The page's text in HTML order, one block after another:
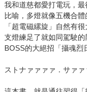
我和道慈都愛打電玩，
比喻，多燈就像五機合
「超電磁縲旋」自然有
支燈練足了就如同駕駛
BOSS的大絕招「攝魂烈
ストナァァァァ．サァ